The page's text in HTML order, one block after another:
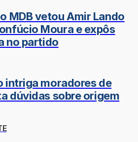
MDB vetou Amir Lando
Moura e expôs
no partido
intriga moradores de
dúvidas sobre origem